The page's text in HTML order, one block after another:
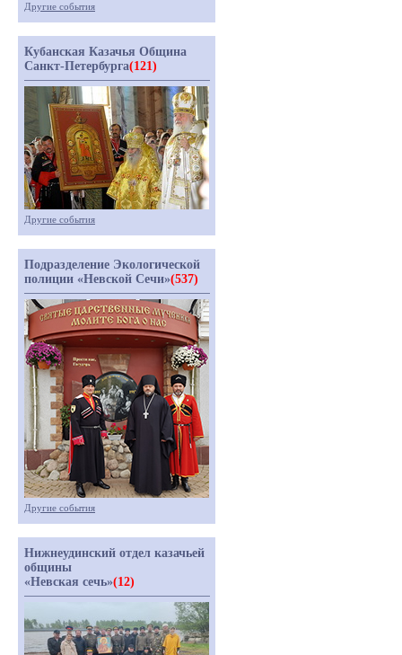
Другие события
Кубанская Казачья Община
Санкт-Петербурга(121)
Другие события
Подразделение Экологической
полиции «Невской Сечи»(537)
Другие события
Нижнеудинский отдел казачьей
общины
«Невская сечь»(12)